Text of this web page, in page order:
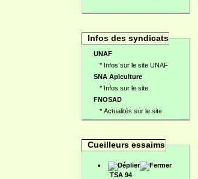
Infos des syndicats
UNAF
* Infos sur le site UNAF
SNA Apiculture
* Infos sur le site
FNOSAD
* Actualités sur le site
Cueilleurs essaims
TSA 94